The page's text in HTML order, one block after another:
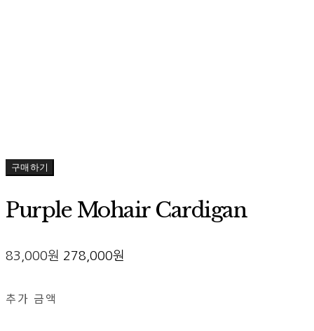
구매하기
Purple Mohair Cardigan
83,000원 278,000원
추가 금액